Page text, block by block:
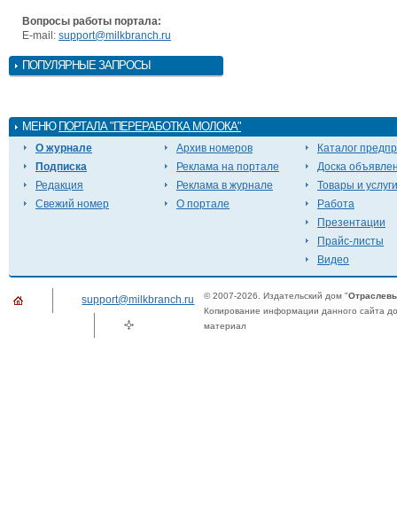
Вопросы работы портала:
E-mail: support@milkbranch.ru
ПОПУЛЯРНЫЕ ЗАПРОСЫ
МЕНЮ ПОРТАЛА "ПЕРЕРАБОТКА МОЛОКА"
О журнале
Подписка
Редакция
Свежий номер
Архив номеров
Реклама на портале
Реклама в журнале
О портале
Каталог
Доска
Товары и услуги
Работа
Презентации
Прайс-листы
Видео
support@milkbranch.ru © 2007-2026. Издательский дом "
Копирование информации данного сайта
материал